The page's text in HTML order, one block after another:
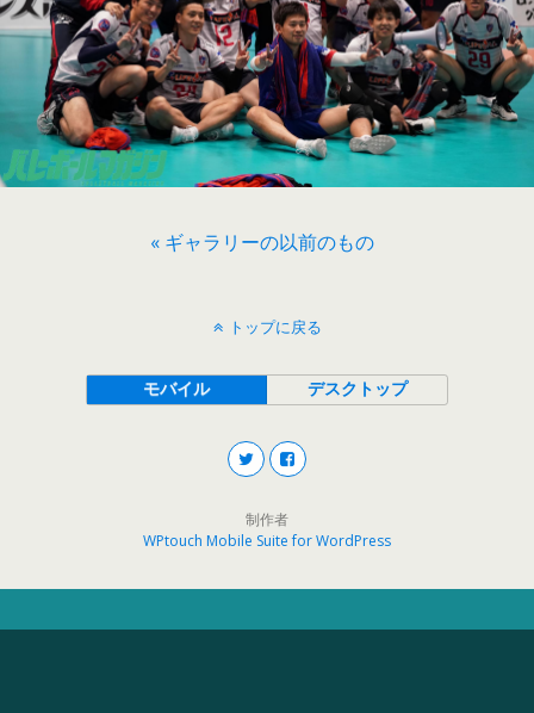
« ギャラリーの以前のもの
トップに戻る
モバイル デスクトップ
制作者
WPtouch Mobile Suite for WordPress